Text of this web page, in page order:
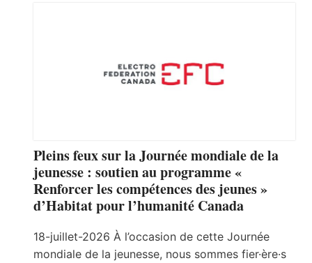
Pleins feux sur la Journée mondiale de la
jeunesse : soutien au programme «
Renforcer les compétences des jeunes »
d’Habitat pour l’humanité Canada
18-juillet-2026 À l’occasion de cette Journée
mondiale de la jeunesse, nous sommes fier·ère·s